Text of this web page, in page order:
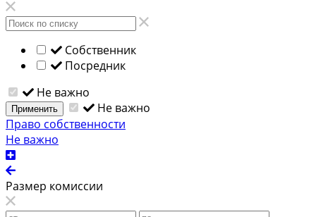
Собственник
Посредник
Не важно
Применить
Не важно
Право собственности
Не важно
Размер комиссии